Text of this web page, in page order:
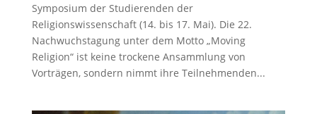
Symposium der Studierenden der
Religionswissenschaft (14. bis 17. Mai). Die 22.
Nachwuchstagung unter dem Motto „Moving
Religion“ ist keine trockene Ansammlung von
Vorträgen, sondern nimmt ihre Teilnehmenden...